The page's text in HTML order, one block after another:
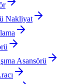
Nakliyat
Asansörü